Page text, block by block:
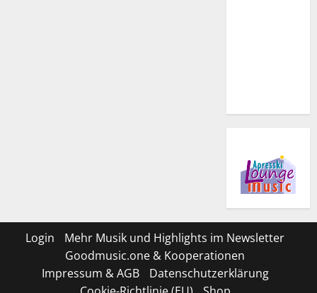
Login
Mehr Musik und Highlights im Newsletter
Goodmusic.one & Kooperationen
Impressum & AGB
Datenschutzerklärung